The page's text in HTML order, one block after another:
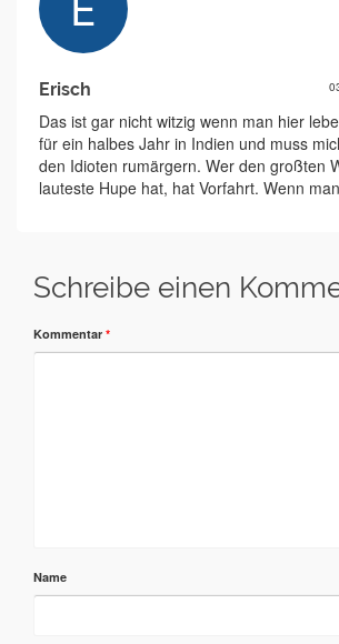
Erisch
Das ist gar nicht witzig wenn man hier
für ein halbes Jahr in Indien und muss
den Idioten rumärgern. Wer den großten
lauteste Hupe hat, hat Vorfahrt. Wenn
Schreibe einen
Kommentar *
Name